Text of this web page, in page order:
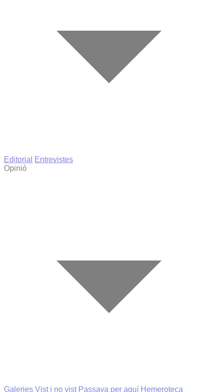
Editorial
Entrevistes
Opinió
Galeries Vist i no vist Passava per aquí Hemeroteca